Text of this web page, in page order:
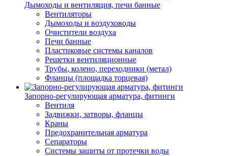
Дымоходы и вентиляция, печи банные
Вентиляторы
Дымоходы и воздуховоды
Очистители воздуха
Печи банные
Пластиковые системы каналов
Решетки вентиляционные
Трубы, колено, переходники (метал)
Фланцы (площадка торцевая)
Запорно-регулирующая арматура, фитинги
Вентиля
Задвижки, затворы, фланцы
Краны
Предохранительная арматура
Сепараторы
Системы защиты от протечки воды